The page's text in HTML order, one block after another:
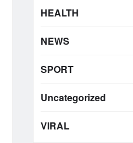
HEALTH
NEWS
SPORT
Uncategorized
VIRAL